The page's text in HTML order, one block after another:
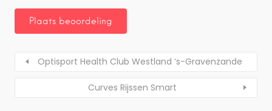
Optisport Health Club Westland ‘s-Gravenzande
Curves Rijssen Smart